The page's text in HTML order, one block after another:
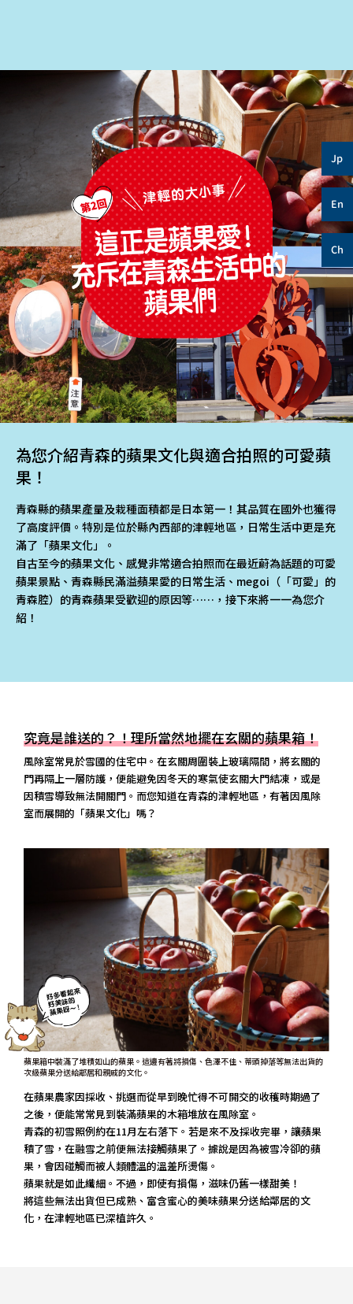
為您介紹青森的蘋果文化與適合拍照的可愛蘋
果！
青森縣的蘋果產量及栽種面積都是日本第一！其品質在國外也獲得
了高度評價。特別是位於縣內西部的津輕地區，日常生活中更是充
滿了「蘋果文化」。
自古至今的蘋果文化、感覺非常適合拍照而在最近蔚為話題的可愛
蘋果景點、青森縣民滿溢蘋果愛的日常生活、megoi（「可愛」的
青森腔）的青森蘋果受歡迎的原因等……，接下來將一一為您介
紹！
究竟是誰送的？！理所當然地擺在玄關的蘋果箱！
風除室常見於雪國的住宅中。在玄關周圍裝上玻璃隔間，將玄關的
門再隔上一層防護，便能避免因冬天的寒氣使玄關大門結凍，或是
因積雪導致無法開關門。而您知道在青森的津輕地區，有著因風除
室而展開的「蘋果文化」嗎？
蘋果箱中裝滿了堆積如山的蘋果。這邊有著將損傷、色澤不佳、蒂頭掉落等無法出貨的
次級蘋果分送給鄰居和親戚的文化。
在蘋果農家因採收、挑選而從早到晚忙得不可開交的收穫時期過了
之後，便能常常見到裝滿蘋果的木箱堆放在風除室。
青森的初雪照例約在11月左右落下。若是來不及採收完畢，讓蘋果
積了雪，在融雪之前便無法接觸蘋果了。據說是因為被雪冷卻的蘋
果，會因碰觸而被人類體溫的溫差所燙傷。
蘋果就是如此纖細。不過，即使有損傷，滋味仍舊一樣甜美！
將這些無法出貨但已成熟、富含蜜心的美味蘋果分送給鄰居的文
化，在津輕地區已深植許久。
Jp
En
Ch